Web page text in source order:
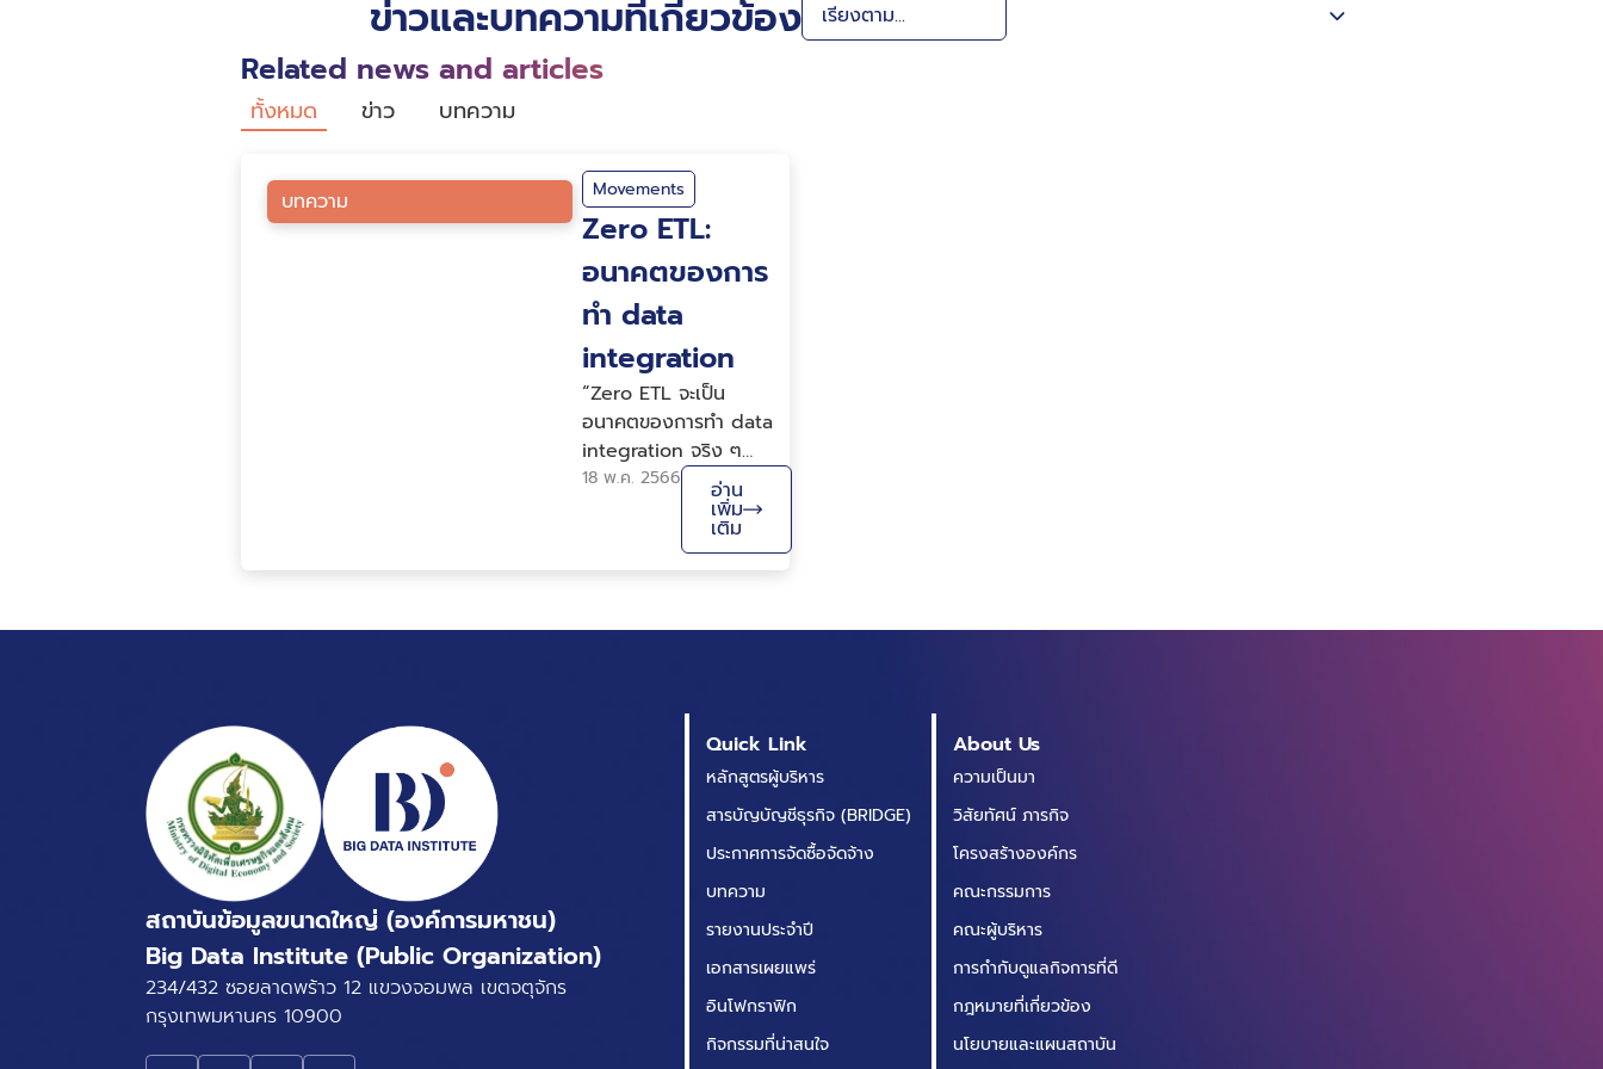
ข่าวและบทความที่เกี่ยวข้อง
Related news and articles
ทั้งหมด ข่าว บทความ
บทความ Movements
Zero ETL:
อนาคตของการ
ทำ data
integration
“Zero ETL จะเป็น
อนาคตของการทำ data
integration จริง ๆ
หรือจะเป็นเพียง
buzzword ที่ผ่านมา
แล้วก็หายไปตามกาล
เวลา” ในบทความนี้เราจะ
คืออะไร มีข้อดี ข้อเสีย
18 พ.ค. 2566 อ่าน
เพิ่ม
เติม
สถาบันข้อมูลขนาดใหญ่ (องค์การมหาชน)
Big Data Institute (Public Organization)
234/432 ซอยลาดพร้าว 12 แขวงจอมพล เขตจตุจักร
กรุงเทพมหานคร 10900
Quick Link
หลักสูตรผู้บริหาร
สารบัญบัญชีธุรกิจ (BRIDGE)
ประกาศการจัดซื้อจัดจ้าง
บทความ
รายงานประจำปี
เอกสารเผยแพร่
อินโฟกราฟิก
กิจกรรมที่น่าสนใจ
About Us
ความเป็นมา
วิสัยทัศน์ ภารกิจ
โครงสร้างองค์กร
คณะกรรมการ
คณะผู้บริหาร
การกำกับดูแลกิจการที่ดี
กฎหมายที่เกี่ยวข้อง
นโยบายและแผนสถาบัน